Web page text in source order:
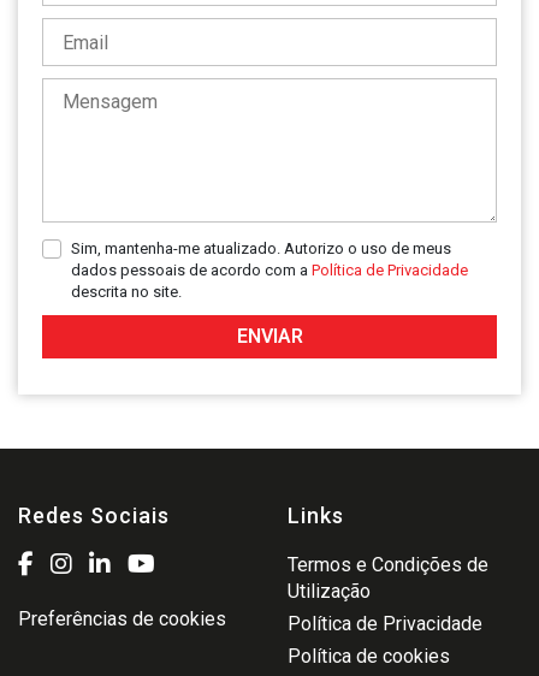
+351
Sim, mantenha-me atualizado. Autorizo o uso de meus
dados pessoais de acordo com a Política de Privacidade
descrita no site.
ENVIAR
Redes Sociais
Preferências de cookies
Links
Termos e Condições de
Utilização
Política de Privacidade
Política de cookies